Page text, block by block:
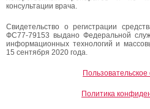
консультации врача.
Свидетельство о регистрации
ФС77-79153 выдано Федеральной
информационных технологий и
15 сентября 2020 года.
Политика